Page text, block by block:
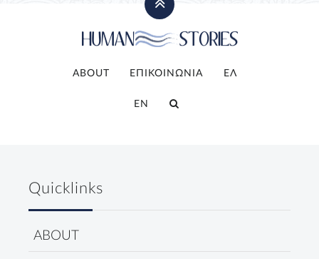
ABOUT ΕΠΙΚΟΙΝΩΝΙΑ ΕΛ
EN
Quicklinks
ABOUT